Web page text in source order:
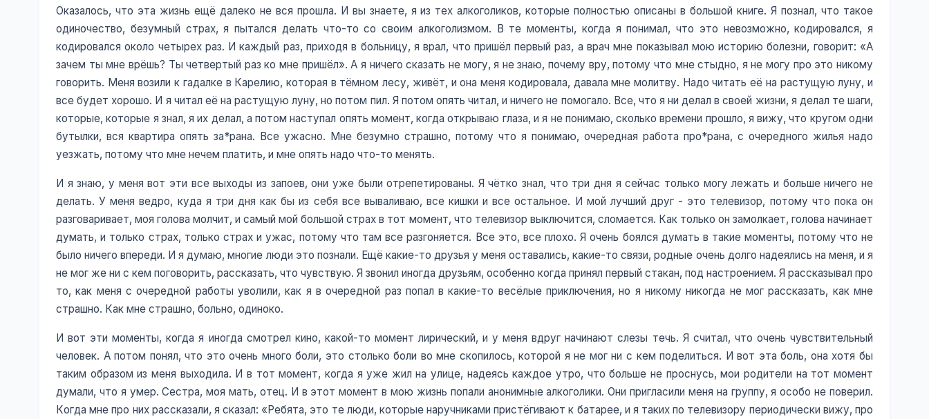
Оказалось, что эта жизнь ещё далеко не вся прошла. И вы знаете, я из тех алкоголиков, которые полностью описаны в большой книге. Я познал, что такое
одиночество, безумный страх, я пытался делать что-то со своим алкоголизмом. В те моменты, когда я понимал, что это невозможно, кодировался, я
кодировался около четырех раз. И каждый раз, приходя в больницу, я врал, что пришёл первый раз, а врач мне показывал мою историю болезни, говорит: «А
зачем ты мне врёшь? Ты четвертый раз ко мне пришёл». А я ничего сказать не могу, я не знаю, почему вру, потому что мне стыдно, я не могу про это никому
говорить. Меня возили к гадалке в Карелию, которая в тёмном лесу, живёт, и она меня кодировала, давала мне молитву. Надо читать её на растущую луну, и
все будет хорошо. И я читал её на растущую луну, но потом пил. Я потом опять читал, и ничего не помогало. Все, что я ни делал в своей жизни, я делал те шаги,
которые, которые я знал, я их делал, а потом наступал опять момент, когда открываю глаза, и я не понимаю, сколько времени прошло, я вижу, что кругом одни
бутылки, вся квартира опять за*рана. Все ужасно. Мне безумно страшно, потому что я понимаю, очередная работа про*рана, с очередного жилья надо
уезжать, потому что мне нечем платить, и мне опять надо что-то менять.
И я знаю, у меня вот эти все выходы из запоев, они уже были отрепетированы. Я чётко знал, что три дня я сейчас только могу лежать и больше ничего не
делать. У меня ведро, куда я три дня как бы из себя все вываливаю, все кишки и все остальное. И мой лучший друг - это телевизор, потому что пока он
разговаривает, моя голова молчит, и самый мой большой страх в тот момент, что телевизор выключится, сломается. Как только он замолкает, голова начинает
думать, и только страх, только страх и ужас, потому что там все разгоняется. Все это, все плохо. Я очень боялся думать в такие моменты, потому что не
было ничего впереди. И я думаю, многие люди это познали. Ещё какие-то друзья у меня оставались, какие-то связи, родные очень долго надеялись на меня, и я
не мог же ни с кем поговорить, рассказать, что чувствую. Я звонил иногда друзьям, особенно когда принял первый стакан, под настроением. Я рассказывал про
то, как меня с очередной работы уволили, как я в очередной раз попал в какие-то весёлые приключения, но я никому никогда не мог рассказать, как мне
страшно. Как мне страшно, больно, одиноко.
И вот эти моменты, когда я иногда смотрел кино, какой-то момент лирический, и у меня вдруг начинают слезы течь. Я считал, что очень чувствительный
человек. А потом понял, что это очень много боли, это столько боли во мне скопилось, которой я не мог ни с кем поделиться. И вот эта боль, она хотя бы
таким образом из меня выходила. И в тот момент, когда я уже жил на улице, надеясь каждое утро, что больше не проснусь, мои родители на тот момент
думали, что я умер. Сестра, моя мать, отец. И в этот момент в мою жизнь попали анонимные алкоголики. Они пригласили меня на группу, я особо не поверил.
Когда мне про них рассказали, я сказал: «Ребята, это те люди, которые наручниками пристёгивают к батарее, и я таких по телевизору периодически вижу, про